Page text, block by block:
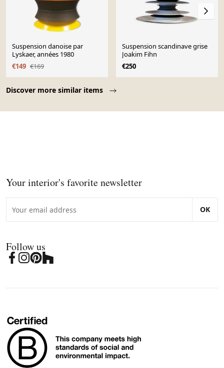
Discover more similar items
Suspension danoise par
Lyskaer, années 1980
€149 €169
Suspension scandinave grise
Joakim Fihn
€250
Your interior's favorite newsletter
OK
Follow us